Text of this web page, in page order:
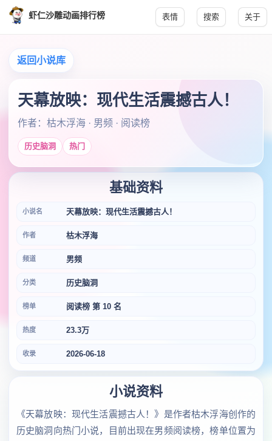
虾仁沙雕动画排行榜 表情 搜索 关于
返回小说库
天幕放映：现代生活震撼古人！
作者：枯木浮海 · 男频 · 阅读榜
历史脑洞 热门
基础资料
小说名 天幕放映：现代生活震撼古人！
作者 枯木浮海
频道 男频
分类 历史脑洞
榜单 阅读榜 第 10 名
热度 23.3万
收录 2026-06-18
小说资料
《天幕放映：现代生活震撼古人！》是作者枯木浮海创作的
历史脑洞向热门小说，目前出现在男频阅读榜，榜单位置为